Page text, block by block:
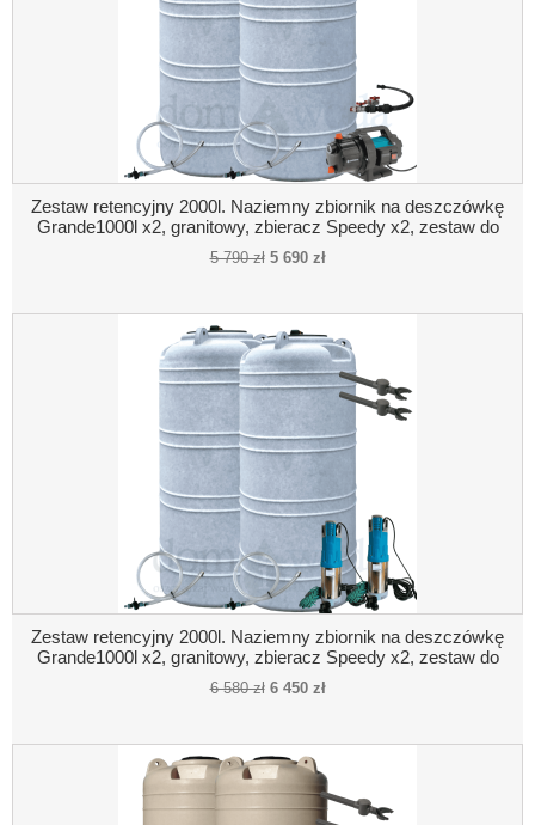
Zestaw retencyjny 2000l. Naziemny zbiornik na deszczówkę
Grande1000l x2, granitowy, zbieracz Speedy x2, zestaw do
poboru wody, pompa naziemna, połączenie pompa- zbiornik
5 790 zł 5 690 zł
Zestaw retencyjny 2000l. Naziemny zbiornik na deszczówkę
Grande1000l x2, granitowy, zbieracz Speedy x2, zestaw do
poboru wody, pompa zatapialna x2
6 580 zł 6 450 zł